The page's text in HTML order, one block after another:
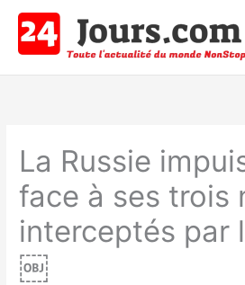
contenu
La Russie
face à ses trois
interceptés par
￼